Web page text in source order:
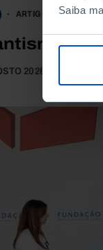
Saiba
ARTIGO
2026